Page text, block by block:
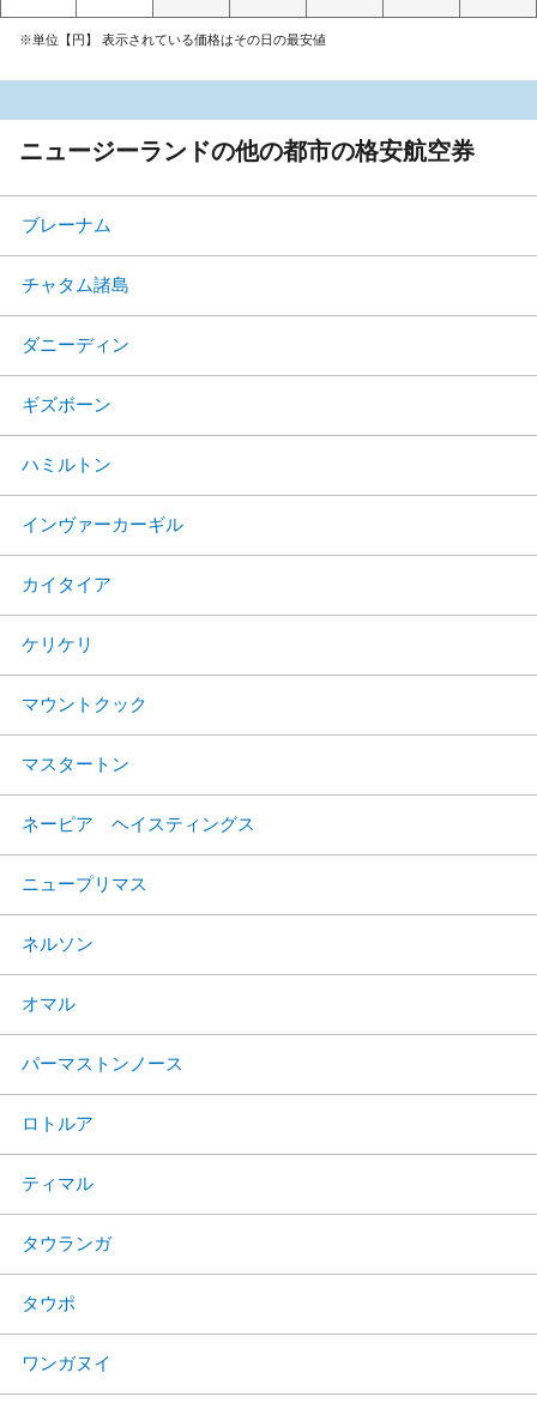
※単位【円】 表示されている価格はその日の最安値
ニュージーランドの他の都市の格安航空券
ブレーナム
チャタム諸島
ダニーディン
ギズボーン
ハミルトン
インヴァーカーギル
カイタイア
ケリケリ
マウントクック
マスタートン
ネーピア ヘイスティングス
ニュープリマス
ネルソン
オマル
パーマストンノース
ロトルア
ティマル
タウランガ
タウポ
ワンガヌイ